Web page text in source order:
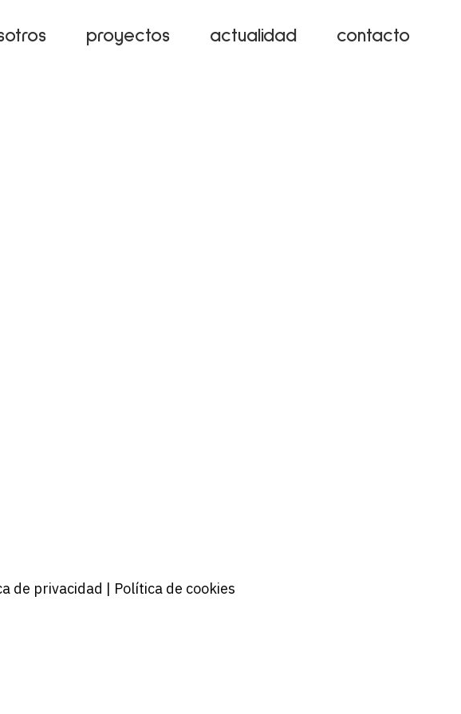
proyectos actualidad contacto
de privacidad | Política de cookies